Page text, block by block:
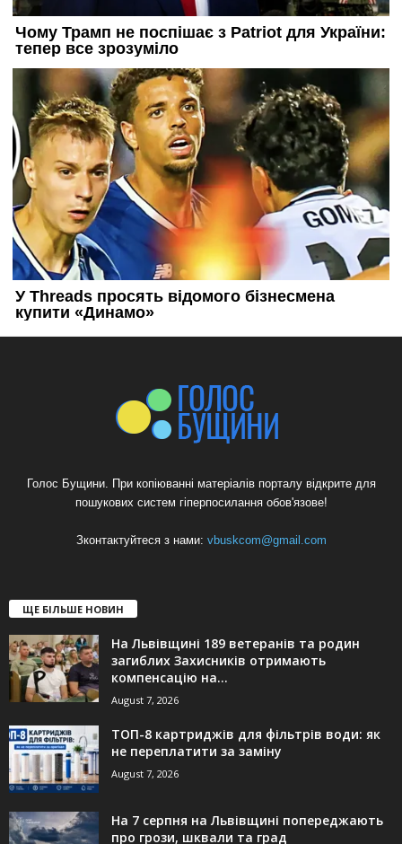
Голос Бущини. При копіюванні матеріалів порталу відкрите для
пошукових систем гіперпосилання обов'язове!
Зконтактуйтеся з нами: vbuskcom@gmail.com
ЩЕ БІЛЬШЕ НОВИН
На Львівщині 189 ветеранів та родин
загиблих Захисників отримають
компенсацію на...
August 7, 2026
ТОП-8 картриджів для фільтрів води: як
не переплатити за заміну
August 7, 2026
На 7 серпня на Львівщині попереджають
про грози, шквали та град